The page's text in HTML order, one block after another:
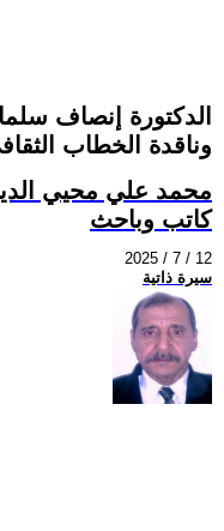
الدكتورة إنصاف
وناقدة الخطاب
محمد علي محيي
كاتب وباحث
2025 / 7 / 12
سيرة ذاتية